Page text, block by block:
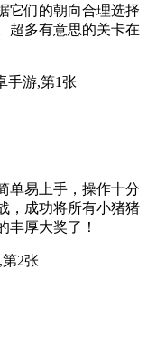
它们的朝向合理选择
超多有意思的关卡在
单易上手，操作十分
，成功将所有小猪猪
丰厚大奖了！